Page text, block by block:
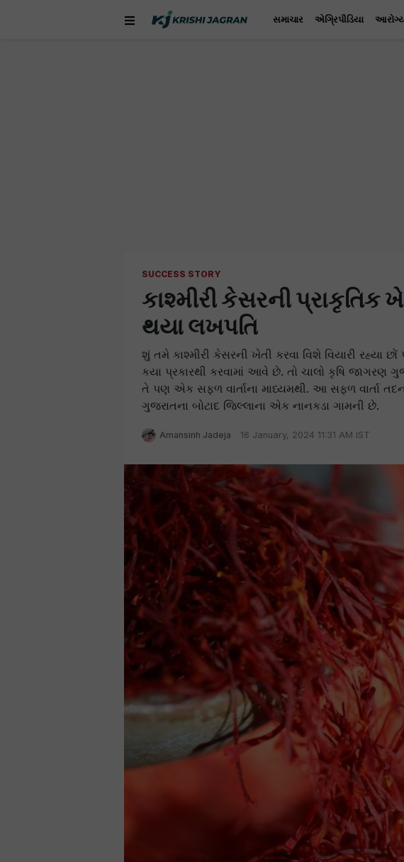
સમાચાર એગ્રિપીડિયા
SUCCESS STORY
કાશ્મીરી કેસરની પ્રાકૃતિક
થયા લખપતિ
શું તમે કાશ્મીરી કેસરની ખેતી કરવા વિશે વિયારી
કયા પ્રકારથી કરવામાં આવે છે. તો ચાલો કૃષિ
તે પણ એક સફળ વાર્તાના માધ્યમથી. આ સફળ વાર્તા
ગુજરાતના બોટાદ જિલ્લાના એક નાનકડા ગામની છે.
Amansinh Jadeja 16 January, 2024 11:31 AM IST